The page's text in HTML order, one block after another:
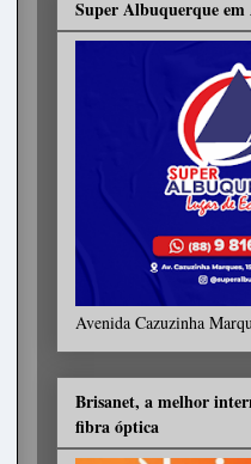
Super Albuquerque
Avenida Cazuzinha
Brisanet, a melhor
fibra óptica